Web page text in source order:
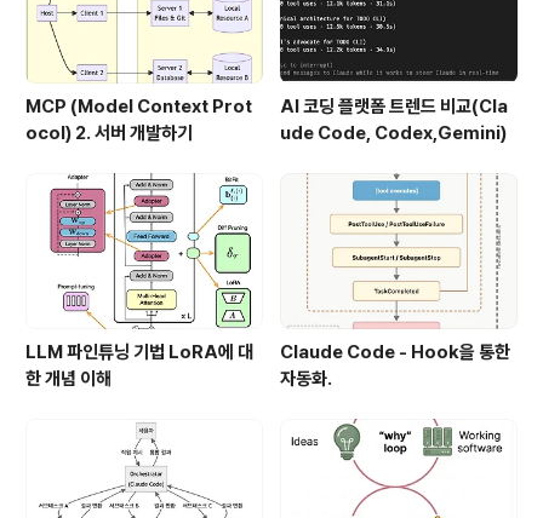
MCP (Model Context Prot
ocol) 2. 서버 개발하기
AI 코딩 플랫폼 트렌드 비교(Cla
ude Code, Codex,Gemini)
LLM 파인튜닝 기법 LoRA에 대
한 개념 이해
Claude Code - Hook을 통한
자동화.